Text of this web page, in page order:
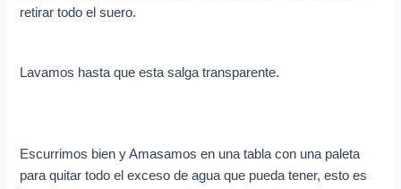
retirar todo el suero.
Lavamos hasta que esta salga transparente.
Escurrimos bien y Amasamos en una tabla con una paleta
para quitar todo el exceso de agua que pueda tener, esto es